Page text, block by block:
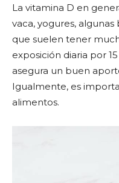
La vitamina D en
vaca, yogures, algunas
que suelen tener
exposición diaria por
asegura un buen
Igualmente, es
alimentos.